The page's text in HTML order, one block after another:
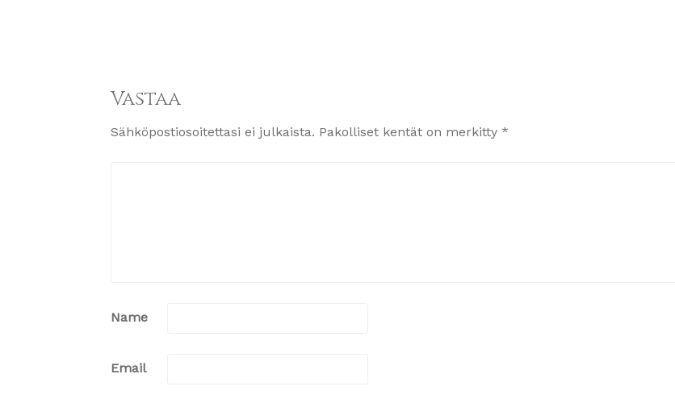
Vastaa
Sähköpostiosoitettasi ei julkaista. Pakolliset kentät on merkitty *
Name
Email